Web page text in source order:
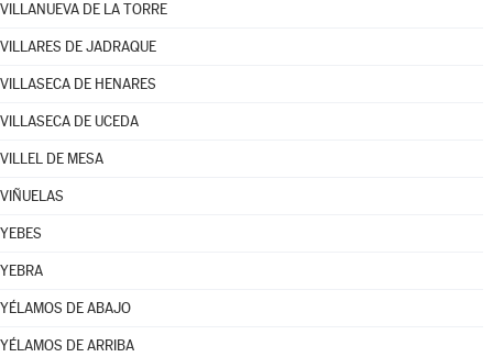
VILLANUEVA DE LA TORRE
VILLARES DE JADRAQUE
VILLASECA DE HENARES
VILLASECA DE UCEDA
VILLEL DE MESA
VIÑUELAS
YEBES
YEBRA
YÉLAMOS DE ABAJO
YÉLAMOS DE ARRIBA